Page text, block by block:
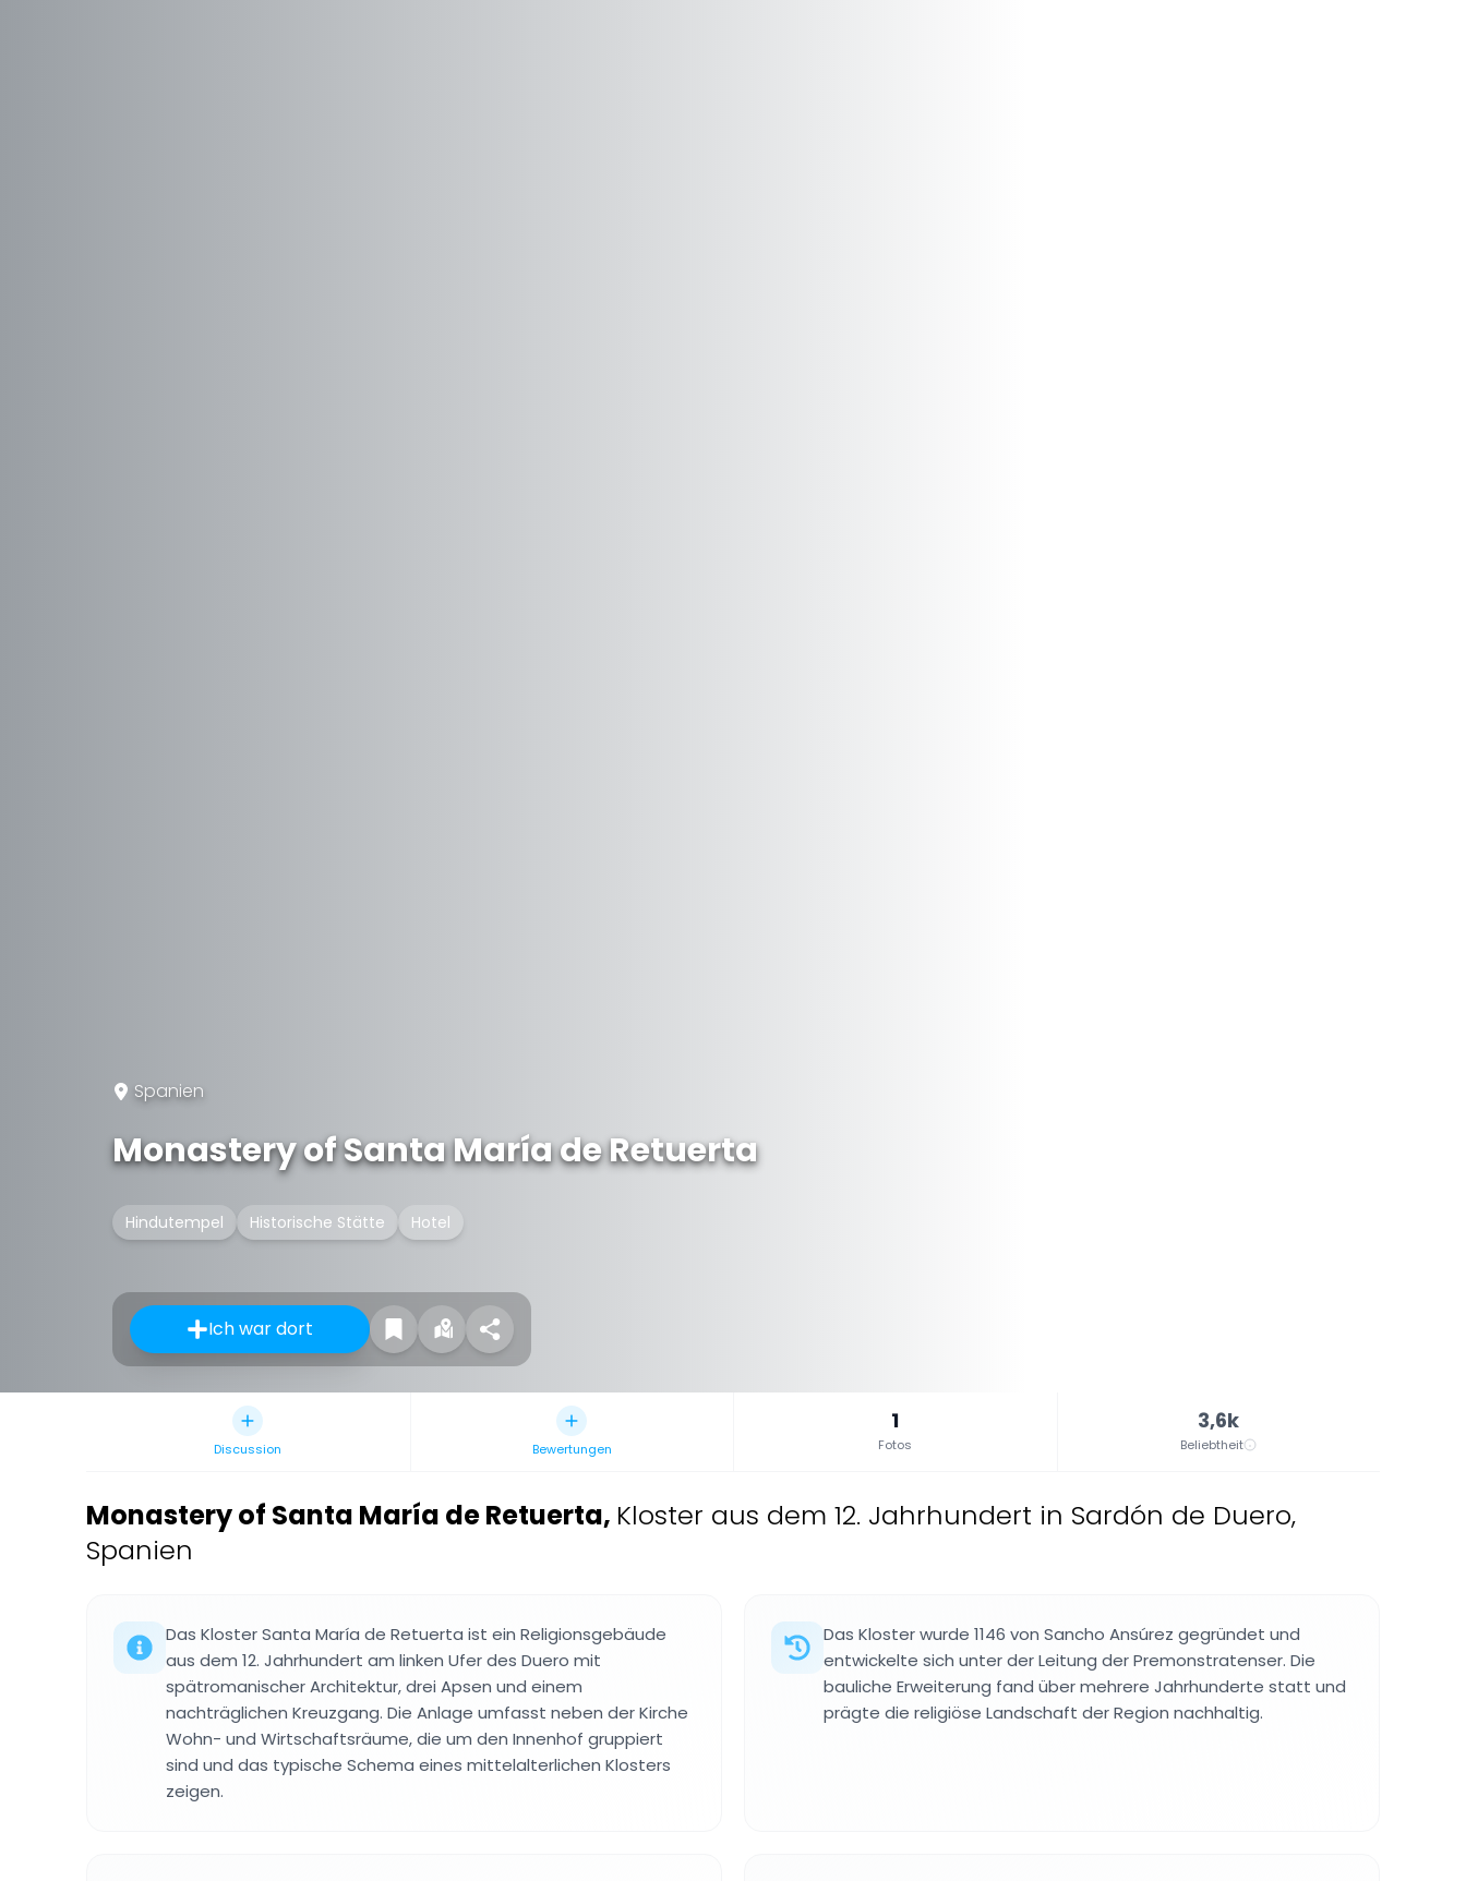
Spanien
Monastery of Santa María de Retuerta
Hindutempel Historische Stätte Hotel
Ich war dort
Discussion Bewertungen
1
Fotos
3,6k
Beliebtheit
Monastery of Santa María de Retuerta, Kloster aus dem 12. Jahrhundert in Sardón de Duero,
Spanien
Das Kloster Santa María de Retuerta ist ein Religionsgebäude
aus dem 12. Jahrhundert am linken Ufer des Duero mit
spätromanischer Architektur, drei Apsen und einem
nachträglichen Kreuzgang. Die Anlage umfasst neben der Kirche
Wohn- und Wirtschaftsräume, die um den Innenhof gruppiert
sind und das typische Schema eines mittelalterlichen Klosters
zeigen.
Das Kloster wurde 1146 von Sancho Ansúrez gegründet und
entwickelte sich unter der Leitung der Premonstratenser. Die
bauliche Erweiterung fand über mehrere Jahrhunderte statt und
prägte die religiöse Landschaft der Region nachhaltig.